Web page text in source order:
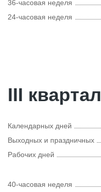
36-часовая неделя
24-часовая неделя
III квартал
Календарных дней
Выходных и праздничных
Рабочих дней
40-часовая неделя